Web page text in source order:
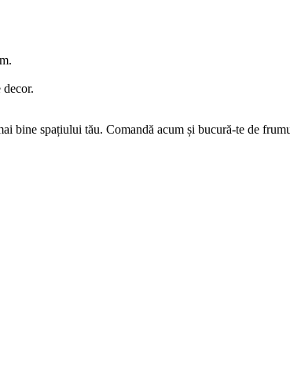
decor.
bine spațiului tău. Comandă acum și bucură-te de